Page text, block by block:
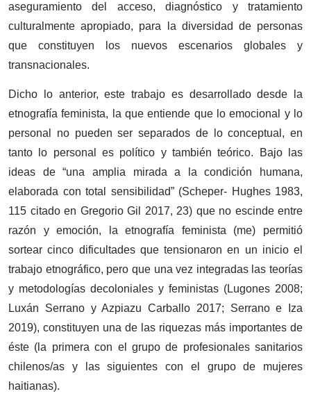
aseguramiento del acceso, diagnóstico y tratamiento
culturalmente apropiado, para la diversidad de personas
que constituyen los nuevos escenarios globales y
transnacionales.
Dicho lo anterior, este trabajo es desarrollado desde la
etnografía feminista, la que entiende que lo emocional y lo
personal no pueden ser separados de lo conceptual, en
tanto lo personal es político y también teórico. Bajo las
ideas de “una amplia mirada a la condición humana,
elaborada con total sensibilidad” (Scheper- Hughes 1983,
115 citado en Gregorio Gil 2017, 23) que no escinde entre
razón y emoción, la etnografía feminista (me) permitió
sortear cinco dificultades que tensionaron en un inicio el
trabajo etnográfico, pero que una vez integradas las teorías
y metodologías decoloniales y feministas (Lugones 2008;
Luxán Serrano y Azpiazu Carballo 2017; Serrano e Iza
2019), constituyen una de las riquezas más importantes de
éste (la primera con el grupo de profesionales sanitarios
chilenos/as y las siguientes con el grupo de mujeres
haitianas).